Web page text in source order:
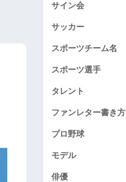
サイン会
サッカー
スポーツチーム名
スポーツ選手
タレント
ファンレター書き方
プロ野球
モデル
俳優